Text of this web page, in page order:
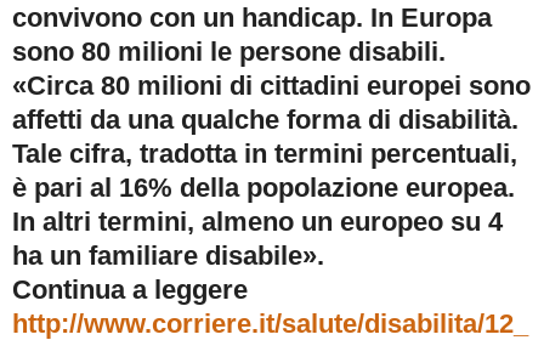
convivono con un handicap. In Europa
sono 80 milioni le persone disabili.
«Circa 80 milioni di cittadini europei sono
affetti da una qualche forma di disabilità.
Tale cifra, tradotta in termini percentuali,
è pari al 16% della popolazione europea.
In altri termini, almeno un europeo su 4
ha un familiare disabile».
Continua a leggere
http://www.corriere.it/salute/disabilita/12_